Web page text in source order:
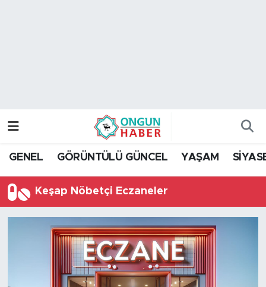
GENEL GÖRÜNTÜLÜ GÜNCEL YAŞAM
Keşap Nöbetçi Eczaneler
Trafik Durumu
Tüm Manşetler
Son Dakika Haberleri
Haber Arşivi